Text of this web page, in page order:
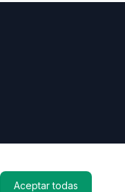
Aceptar todas